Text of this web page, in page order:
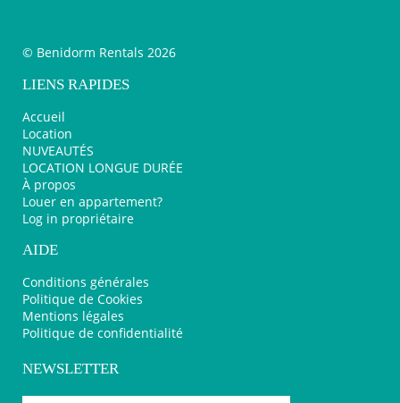
© Benidorm Rentals 2026
LIENS RAPIDES
Accueil
Location
NUVEAUTÉS
LOCATION LONGUE DURÉE
À propos
Louer en appartement?
Log in propriétaire
AIDE
Conditions générales
Politique de Cookies
Mentions légales
Politique de confidentialité
NEWSLETTER